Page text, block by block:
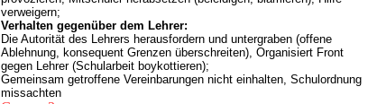
verweigern;
Verhalten gegenüber dem Lehrer:
Die Autorität des Lehrers herausfordern und untergraben (offene
Ablehnung, konsequent Grenzen überschreiten), Organisiert Front
gegen Lehrer (Schularbeit boykottieren);
Gemeinsam getroffene Vereinbarungen nicht einhalten, Schulordnung
missachten